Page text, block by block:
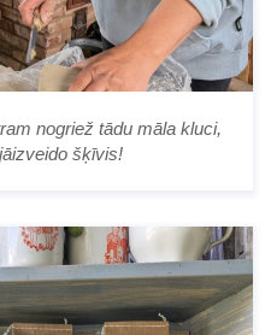
nogriež tādu māla kluci,
šķīvis!